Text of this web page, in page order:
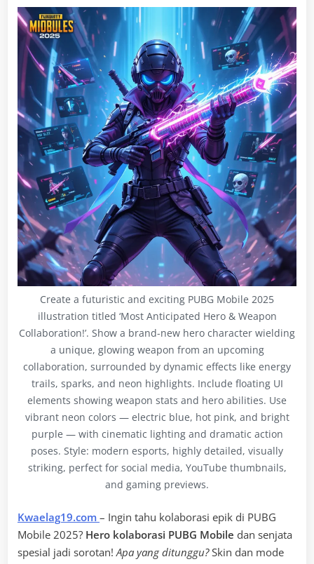
Create a futuristic and exciting PUBG Mobile 2025
illustration titled ‘Most Anticipated Hero & Weapon
Collaboration!’. Show a brand-new hero character wielding
a unique, glowing weapon from an upcoming
collaboration, surrounded by dynamic effects like energy
trails, sparks, and neon highlights. Include floating UI
elements showing weapon stats and hero abilities. Use
vibrant neon colors — electric blue, hot pink, and bright
purple — with cinematic lighting and dramatic action
poses. Style: modern esports, highly detailed, visually
striking, perfect for social media, YouTube thumbnails,
and gaming previews.
Kwaelag19.com – Ingin tahu kolaborasi epik di PUBG
Mobile 2025? Hero kolaborasi PUBG Mobile dan senjata
spesial jadi sorotan! Apa yang ditunggu?Skin dan mode